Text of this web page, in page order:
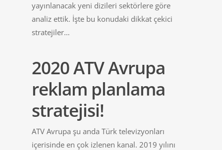
yayınlanacak yeni dizileri sektörlere göre
analiz ettik. İşte bu konudaki dikkat çekici
stratejiler…
2020 ATV Avrupa
reklam planlama
stratejisi!
ATV Avrupa şu anda Türk televizyonları
içerisinde en çok izlenen kanal. 2019 yılını